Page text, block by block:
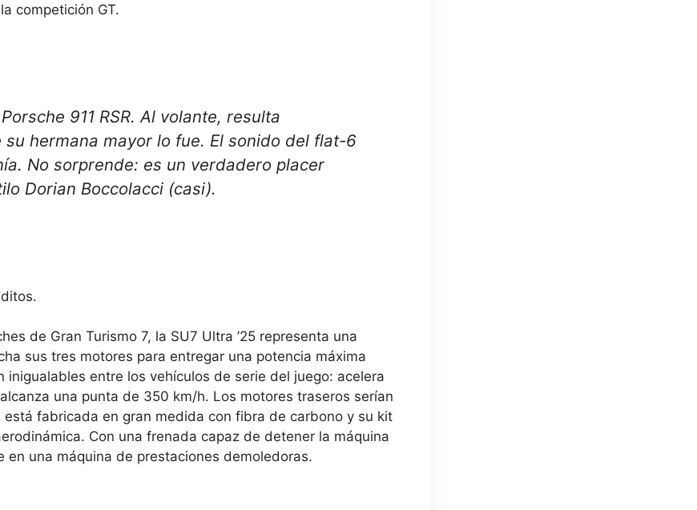
competición GT.
911 RSR. Al volante, resulta
hermana mayor lo fue. El sonido del flat-6
No sorprende: es un verdadero placer
Dorian Boccolacci (casi).
de Gran Turismo 7, la SU7 Ultra ’25 representa una
sus tres motores para entregar una potencia máxima
inigualables entre los vehículos de serie del juego: acelera
una punta de 350 km/h. Los motores traseros serían
fabricada en gran medida con fibra de carbono y su kit
Con una frenada capaz de detener la máquina
una máquina de prestaciones demoledoras.